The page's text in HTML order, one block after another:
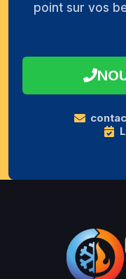
point sur vos